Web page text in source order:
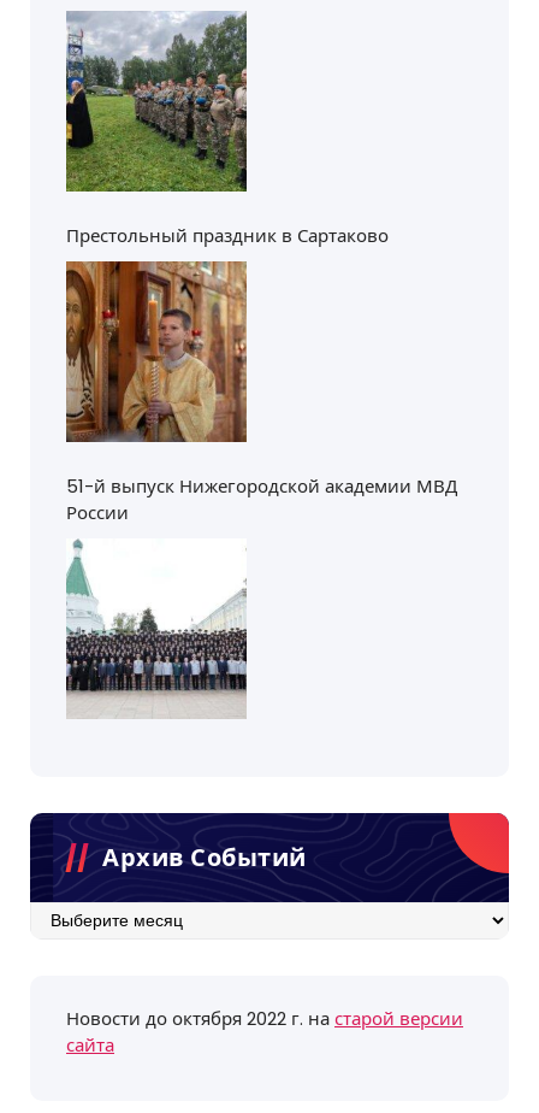
Престольный праздник в Сартаково
51-й выпуск Нижегородской академии МВД
России
Архив Событий
Архив
Новости до октября 2022 г. настарой версии
сайта